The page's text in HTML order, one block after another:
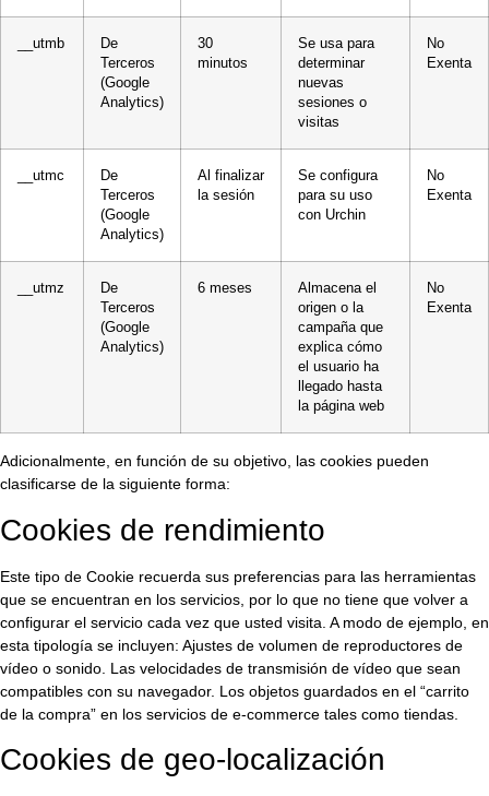
__utmb
De
Terceros
(Google
Analytics)
30
minutos
Se usa para
determinar
nuevas
sesiones o
visitas
No
Exenta
__utmc
De
Terceros
(Google
Analytics)
Al finalizar
la sesión
Se configura
para su uso
con Urchin
No
Exenta
__utmz
De
Terceros
(Google
Analytics)
6 meses
Almacena el
origen o la
campaña que
explica cómo
el usuario ha
llegado hasta
la página web
No
Exenta
Adicionalmente, en función de su objetivo, las cookies pueden
clasificarse de la siguiente forma:
Cookies de rendimiento
Este tipo de Cookie recuerda sus preferencias para las herramientas
que se encuentran en los servicios, por lo que no tiene que volver a
configurar el servicio cada vez que usted visita. A modo de ejemplo, en
esta tipología se incluyen: Ajustes de volumen de reproductores de
vídeo o sonido. Las velocidades de transmisión de vídeo que sean
compatibles con su navegador. Los objetos guardados en el “carrito
de la compra” en los servicios de e-commerce tales como tiendas.
Cookies de geo-localización